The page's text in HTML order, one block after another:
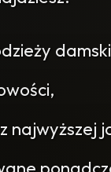
najwyższej